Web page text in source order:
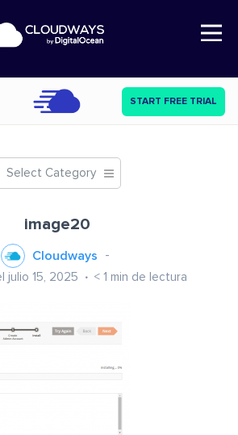
Open Nav
START FREE TRIAL
Select Category
image20
Cloudways
julio 15, 2025 < 1 min de lectura